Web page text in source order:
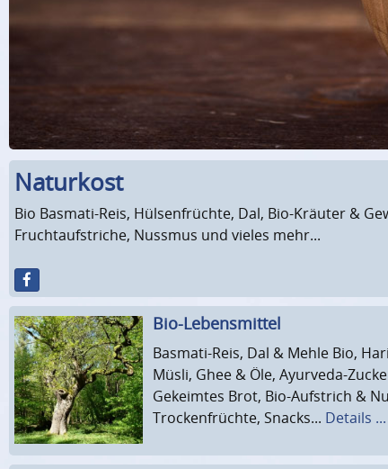
Naturkost
Bio Basmati-Reis, Hülsenfrüchte, Dal, Bio-Kräuter &
Fruchtaufstriche, Nussmus und vieles mehr...
Bio-Lebensmittel
Basmati-Reis, Dal & Mehle Bio,
Müsli, Ghee & Öle, Ayurveda-
Gekeimtes Brot, Bio-Aufstrich &
Trockenfrüchte, Snacks... Details ...